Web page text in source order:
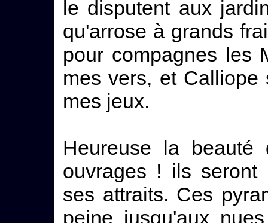
le disputent aux
qu'arrose à grands
pour compagnes les
mes vers, et
mes jeux.
Heureuse la
ouvrages ! ils seront
ses attraits. Ces
peine jusqu'aux